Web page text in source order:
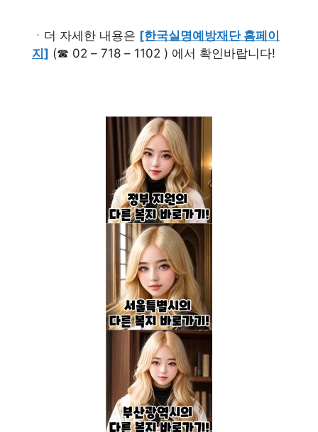
ㆍ더 자세한 내용은 [한국실명예방재단 홈페이
지] (☎ 02 – 718 – 1102 ) 에서 확인바랍니다!